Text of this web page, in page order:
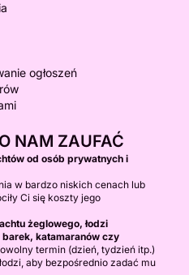
ogłoszeń
NAM ZAUFAĆ
od osób prywatnych i
w bardzo niskich cenach lub
Ci się koszty jego
żeglowego, łodzi
barek, katamaranów czy
termin (dzień, tydzień itp.)
aby bezpośrednio zadać mu